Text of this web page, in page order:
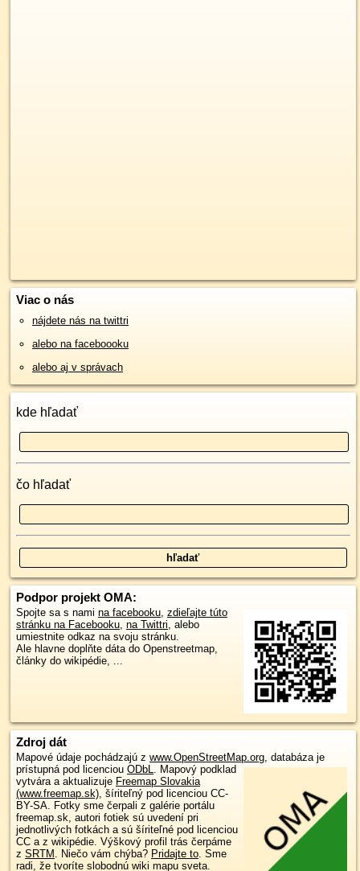
Viac o nás
nájdete nás na twittri
alebo na faceboooku
alebo aj v správach
kde hľadať
čo hľadať
Podpor projekt OMA:
Spojte sa s nami na facebooku, zdieľajte túto
stránku na Facebooku, na Twittri, alebo
umiestnite odkaz na svoju stránku.
Ale hlavne doplňte dáta do Openstreetmap,
články do wikipédie, ...
Zdroj dát
Mapové údaje pochádzajú z www.OpenStreetMap.org, databáza je
prístupná pod licenciou ODbL. Mapový podklad
vytvára a aktualizuje Freemap Slovakia
(www.freemap.sk), šíriteľný pod licenciou CC-
BY-SA. Fotky sme čerpali z galérie portálu
freemap.sk, autori fotiek sú uvedení pri
jednotlivých fotkách a sú šíriteľné pod licenciou
CC a z wikipédie. Výškový profil trás čerpáme
z SRTM . Niečo vám chýba? Pridajte to. Sme
radi, že tvoríte slobodnú wiki mapu sveta.